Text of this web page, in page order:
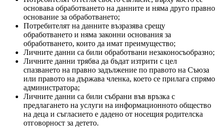
основава обработването на данните и няма друго правно
основание за обработването;
Потребителят на данните възразява срещу
обработването и няма законни основания за
обработването, които да имат преимущество;
Личните данни са били обработвани незаконосъобразно;
Личните данни трябва да бъдат изтрити с цел
спазването на правно задължение по правото на Съюза
или правото на държава членка, което се прилага спрямо
администратора;
Личните данни са били събрани във връзка с
предлагането на услуги на информационното общество
на деца и съгласието е дадено от носещия родителска
отговорност за детето.